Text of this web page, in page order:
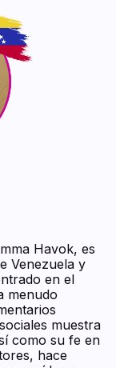
Havok, es
Venezuela y
en el
menudo
muestra
como su fe en
hace